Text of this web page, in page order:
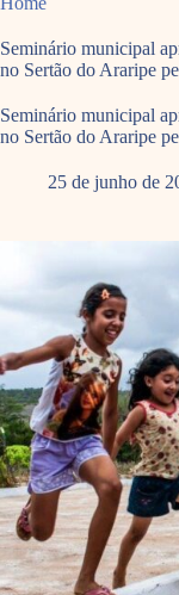
Seminário municipal
no Sertão do Araripe
Seminário municipal
no Sertão do Araripe
25 de junho de